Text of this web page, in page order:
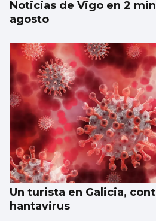
Noticias de Vigo en 2
agosto
Un turista en Galicia,
hantavirus